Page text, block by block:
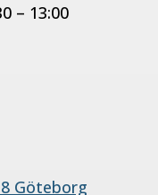
– 13:00
Göteborg